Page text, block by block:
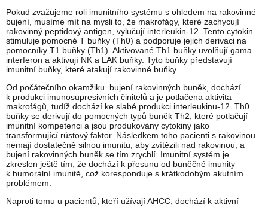
Pokud zvažujeme roli imunitního systému s ohledem na rakovinné
bujení, musíme mít na mysli to, že makrofágy, které zachycují
rakovinný peptidový antigen, vylučují interleukin-12. Tento cytokin
stimuluje pomocné T buňky (Th0) a podporuje jejich derivaci na
pomocníky T1 buňky (Th1). Aktivované Th1 buňky uvolňují gama
interferon a aktivují NK a LAK buňky. Tyto buňky představují
imunitní buňky, které atakují rakovinné buňky.
Od počátečního okamžiku bujení rakovinných buněk, dochází
k produkci imunosupresivních činitelů a je potlačena aktivita
makrofágů, tudíž dochází ke slabé produkci interleukinu-12. Th0
buňky se derivují do pomocných typů buněk Th2, které potlačují
imunitní kompetenci a jsou produkovány cytokiny jako
transformující růstový faktor. Následkem toho pacienti s rakovinou
nemají dostatečně silnou imunitu, aby zvítězili nad rakovinou, a
bujení rakovinných buněk se tím zrychlí. Imunitní systém je
zkreslen ještě tím, že dochází k přesunu od buněčné imunity
k humorální imunitě, což koresponduje s krátkodobým akutním
problémem.
Naproti tomu u pacientů, kteří užívají AHCC, dochází k aktivní